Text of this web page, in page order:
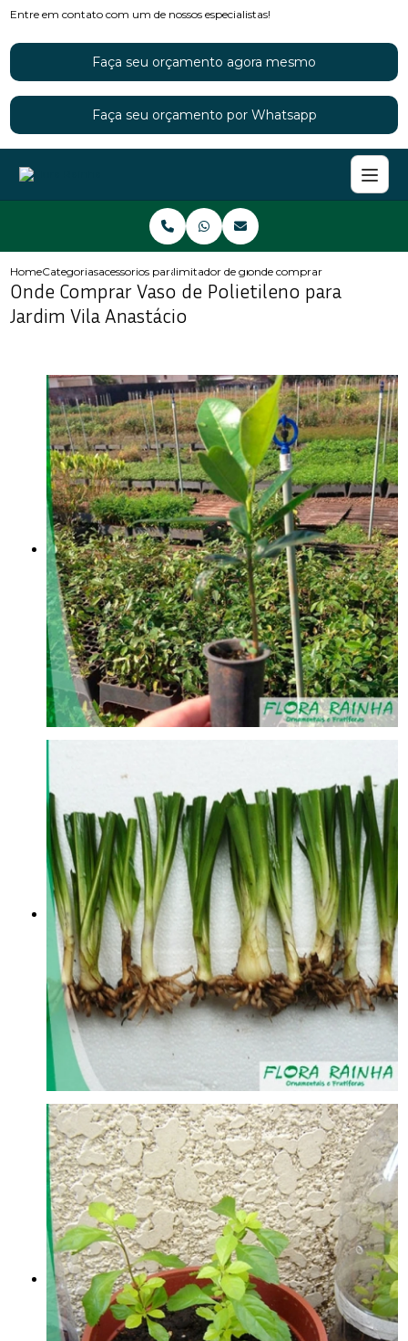
Entre em contato com um de nossos especialistas!
Faça seu orçamento agora mesmo
Faça seu orçamento por Whatsapp
HomeCategoriasacessorios para jardinslimitador de grama para jardim
onde comprar vaso de
Onde Comprar Vaso de Polietileno para
Jardim Vila Anastácio